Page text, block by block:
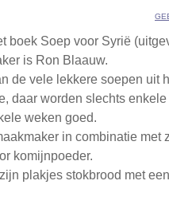
boek Soep voor Syrië
is Ron Blaauw.
de vele lekkere soepen uit
daar worden slechts
weken goed.
in combinatie met
komijnpoeder.
plakjes stokbrood met